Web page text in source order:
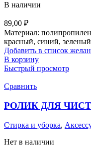
В наличии
89,00 ₽
Материал:
красный, синий, зеленый
Добавить в список
В корзину
Быстрый просмотр
Сравнить
РОЛИК ДЛЯ
Стирка и уборка,
Нет в наличии